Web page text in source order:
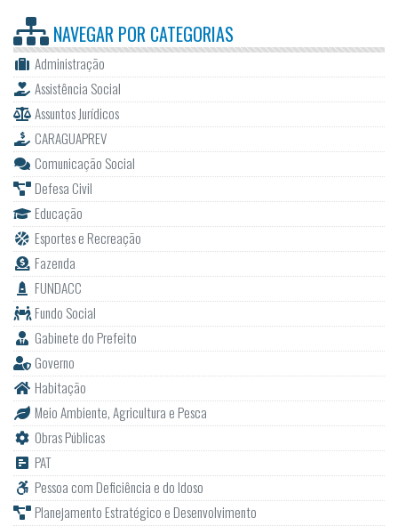
NAVEGAR POR CATEGORIAS
Administração
Assistência Social
Assuntos Jurídicos
CARAGUAPREV
Comunicação Social
Defesa Civil
Educação
Esportes e Recreação
Fazenda
FUNDACC
Fundo Social
Gabinete do Prefeito
Governo
Habitação
Meio Ambiente, Agricultura e Pesca
Obras Públicas
PAT
Pessoa com Deficiência e do Idoso
Planejamento Estratégico e Desenvolvimento